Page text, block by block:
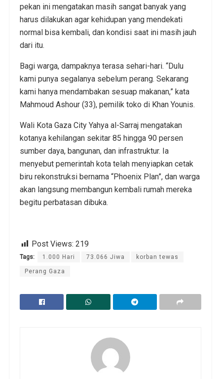
pekan ini mengatakan masih sangat banyak yang
harus dilakukan agar kehidupan yang mendekati
normal bisa kembali, dan kondisi saat ini masih jauh
dari itu.
Bagi warga, dampaknya terasa sehari-hari. “Dulu
kami punya segalanya sebelum perang. Sekarang
kami hanya mendambakan sesuap makanan,” kata
Mahmoud Ashour (33), pemilik toko di Khan Younis.
Wali Kota Gaza City Yahya al-Sarraj mengatakan
kotanya kehilangan sekitar 85 hingga 90 persen
sumber daya, bangunan, dan infrastruktur. Ia
menyebut pemerintah kota telah menyiapkan cetak
biru rekonstruksi bernama “Phoenix Plan”, dan warga
akan langsung membangun kembali rumah mereka
begitu perbatasan dibuka.
Post Views: 219
Tags: 1.000 Hari 73.066 Jiwa korban tewas
Perang Gaza